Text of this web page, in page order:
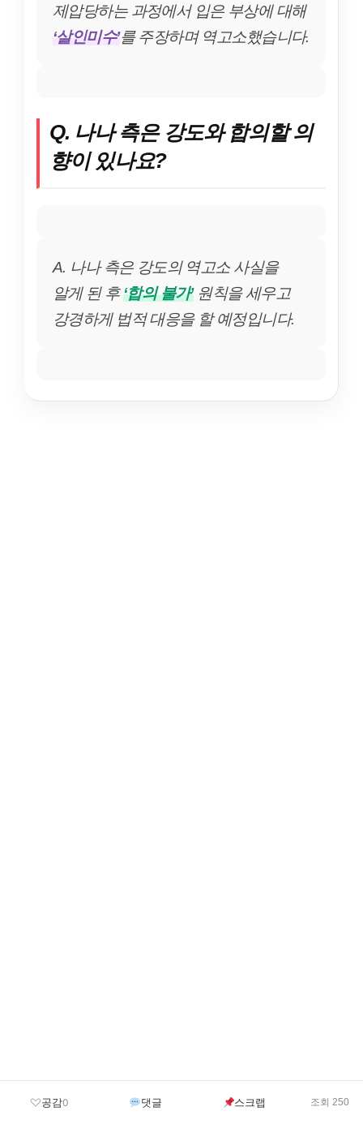
제압당하는 과정에서 입은 부상에 대해
‘살인미수’를 주장하며 역고소했습니다.
Q. 나나 측은 강도와 합의할 의
향이 있나요?
A. 나나 측은 강도의 역고소 사실을
알게 된 후‘합의 불가’원칙을 세우고
강경하게 법적 대응을 할 예정입니다.
공감0 댓글 스크랩 조회 250